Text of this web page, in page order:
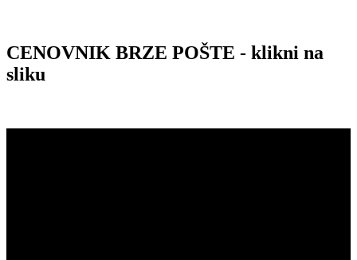
CENOVNIK BRZE POŠTE - klikni na
sliku